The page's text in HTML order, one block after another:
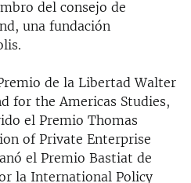
del consejo de
una fundación
de la Libertad Walter
for the Americas Studies,
el Premio Thomas
of Private Enterprise
el Premio Bastiat de
la International Policy